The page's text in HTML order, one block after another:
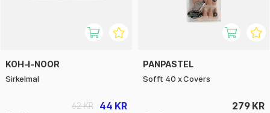
KOH-I-NOOR
Sirkelmal
44 KR
62 KR
PANPASTEL
Sofft 40 x Covers
279 KR